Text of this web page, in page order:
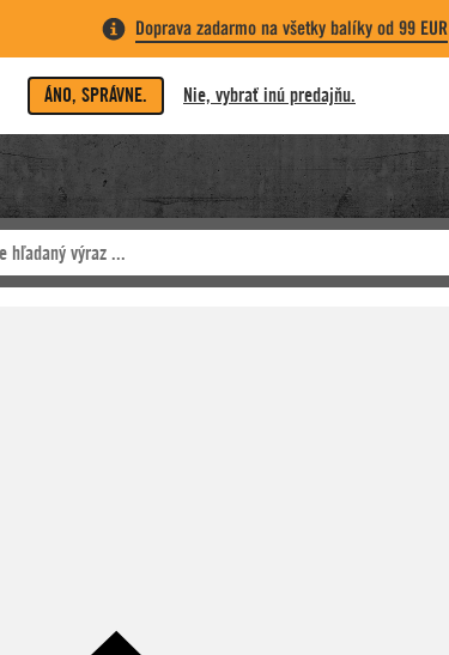
Doprava zadarmo na všetky balíky od 99 EUR
ÁNO, SPRÁVNE. Nie, vybrať inú predajňu.